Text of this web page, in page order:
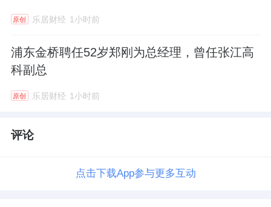
原创 乐居财经 1小时前
浦东金桥聘任52岁郑刚为总经理，曾任张江高
科副总
原创 乐居财经 1小时前
评论
点击下载App参与更多互动